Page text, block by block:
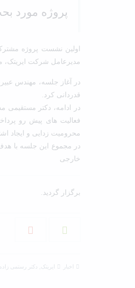
پروژه مورد
اولین نشست پروژه
مدیرعامل شرکت ایریتک،
در آغاز جلسه، مهندس
قدردانی کرد.
در ادامه، دکتر مستقیمی
فعالیت های پیش رو
محرومیت زدایی و ایجاد
در مجموع این جلسه با
خارجی
برگزار گردید.
اخبار ایریتک دکتر رستمی زاده